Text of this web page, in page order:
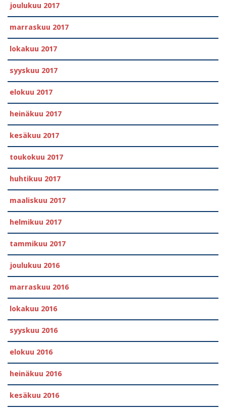
joulukuu 2017
marraskuu 2017
lokakuu 2017
syyskuu 2017
elokuu 2017
heinäkuu 2017
kesäkuu 2017
toukokuu 2017
huhtikuu 2017
maaliskuu 2017
helmikuu 2017
tammikuu 2017
joulukuu 2016
marraskuu 2016
lokakuu 2016
syyskuu 2016
elokuu 2016
heinäkuu 2016
kesäkuu 2016